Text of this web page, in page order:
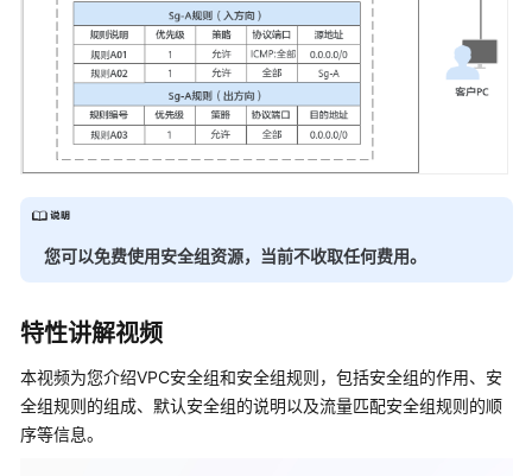
路
由
路
由
拟
IP
址
弹
性
网
您可以免费使用安全组资源，当前不收取任何费用。
特性讲解视频
本视频为您介绍VPC安全组和安全组规则，包括安全组的作用、安
全组规则的组成、默认安全组的说明以及流量匹配安全组规则的顺
序等信息。